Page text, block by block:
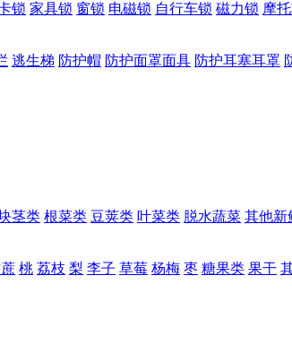
锁 家具锁 窗锁 电磁锁 自行车锁 磁力锁 摩
逃生梯 防护帽 防护面罩面具 防护耳塞耳罩
茎类 根菜类 豆荚类 叶菜类 脱水蔬菜 其他新
桃 荔枝 梨 李子 草莓 杨梅 枣 糖果类 果干